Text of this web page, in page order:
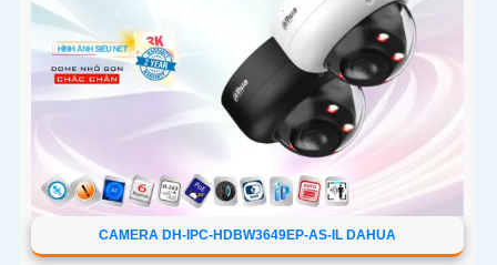
CAMERA DH-IPC-HDBW3649EP-AS-IL DAHUA